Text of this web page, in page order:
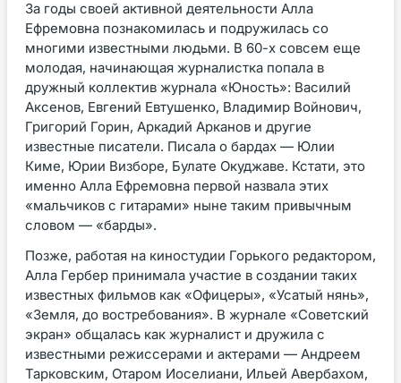
За годы своей активной деятельности Алла
Ефремовна познакомилась и подружилась со
многими известными людьми. В 60-х совсем еще
молодая, начинающая журналистка попала в
дружный коллектив журнала «Юность»: Василий
Аксенов, Евгений Евтушенко, Владимир Войнович,
Григорий Горин, Аркадий Арканов и другие
известные писатели. Писала о бардах — Юлии
Киме, Юрии Визборе, Булате Окуджаве. Кстати, это
именно Алла Ефремовна первой назвала этих
«мальчиков с гитарами» ныне таким привычным
словом — «барды».
Позже, работая на киностудии Горького редактором,
Алла Гербер принимала участие в создании таких
известных фильмов как «Офицеры», «Усатый нянь»,
«Земля, до востребования». В журнале «Советский
экран» общалась как журналист и дружила с
известными режиссерами и актерами — Андреем
Тарковским, Отаром Иоселиани, Ильей Авербахом,